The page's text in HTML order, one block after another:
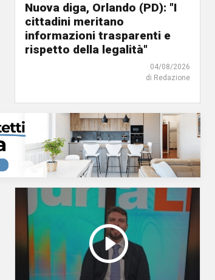
Nuova diga, Orlando (PD): "I
cittadini meritano
informazioni trasparenti e
rispetto della legalità"
04/08/2026
di Redazione